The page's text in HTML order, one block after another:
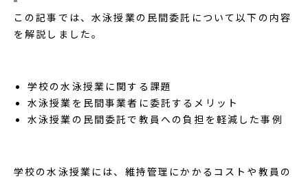
この記事では、水泳授業の民間委託について以下の内容
を解説しました。
学校の水泳授業に関する課題
水泳授業を民間事業者に委託するメリット
水泳授業の民間委託で教員への負担を軽減した事例
学校の水泳授業には、維持管理にかかるコストや教員の